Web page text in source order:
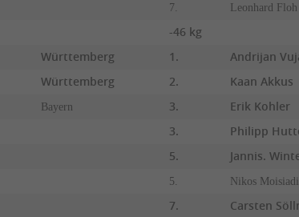
7. Leonhard Floh
-46 kg
Württemberg 1. Andrijan
Württemberg 2. Kaan Akkus
Bayern 3. Erik Kohler
3.
Philipp
5.
Jannis.
5. Nikos
7. Carsten